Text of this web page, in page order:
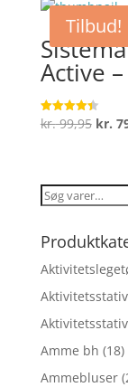
var:
kr.
Tilbud!
Active
Vurderet
4.4
kr.99,95 Den
var:
kr.
kr.
Søg
Aktivitetsstativ
Amme bh (18)
Ammebluser